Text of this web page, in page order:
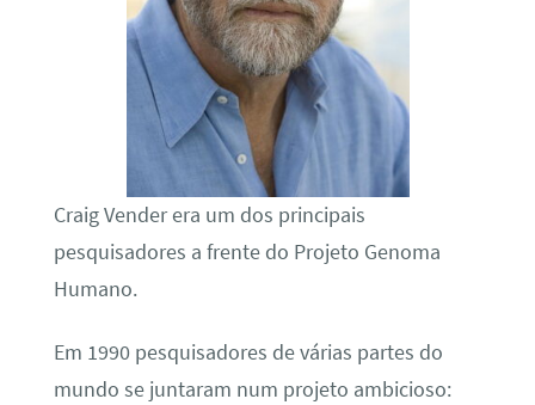
Craig Vender era um dos principais
pesquisadores a frente do Projeto Genoma
Humano.
Em 1990 pesquisadores de várias partes do
mundo se juntaram num projeto ambicioso: